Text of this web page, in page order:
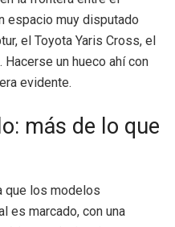
espacio muy disputado
el Toyota Yaris Cross, el
un hueco ahí con
evidente.
más de lo que
que los modelos
es marcado, con una